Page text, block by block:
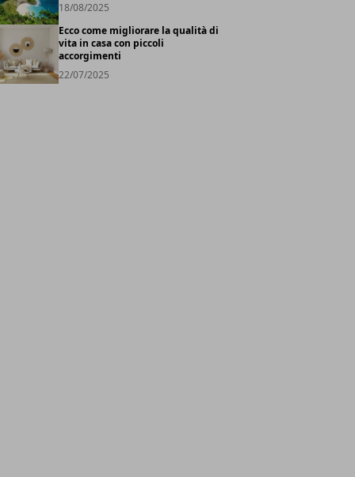
18/08/2025
Ecco come migliorare la qualità di
vita in casa con piccoli
accorgimenti
22/07/2025